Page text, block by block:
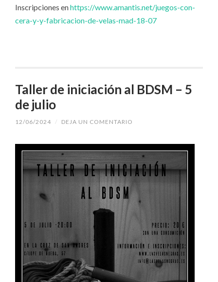
Inscripciones enhttps://www.amantis.net/juegos-con-
cera-y-y-fabricacion-de-velas-mad-18-07
Taller de iniciación al BDSM – 5
de julio
12/06/2024 / DEJA UN COMENTARIO